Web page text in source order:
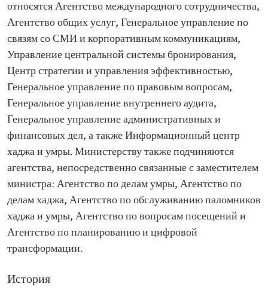
относятся Агентство международного сотрудничества,
Агентство общих услуг, Генеральное управление по
связям со СМИ и корпоративным коммуникациям,
Управление центральной системы бронирования,
Центр стратегии и управления эффективностью,
Генеральное управление по правовым вопросам,
Генеральное управление внутреннего аудита,
Генеральное управление административных и
финансовых дел, а также Информационный центр
хаджа и умры. Министерству также подчиняются
агентства, непосредственно связанные с заместителем
министра: Агентство по делам умры, Агентство по
делам хаджа, Агентство по обслуживанию паломников
хаджа и умры, Агентство по вопросам посещений и
Агентство по планированию и цифровой
трансформации.
История